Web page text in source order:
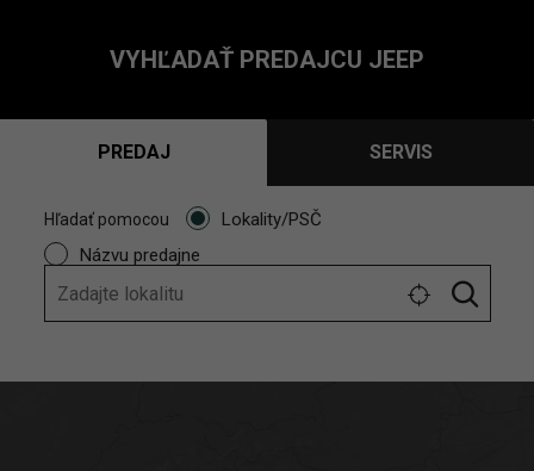
VYHĽADAŤ PREDAJCU JEEP
PREDAJ SERVIS
Hľadať pomocou
Lokality/PSČ
Názvu predajne